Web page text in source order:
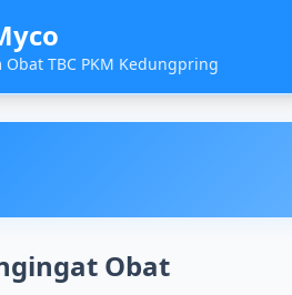
TBC PKM Kedungpring
Obat